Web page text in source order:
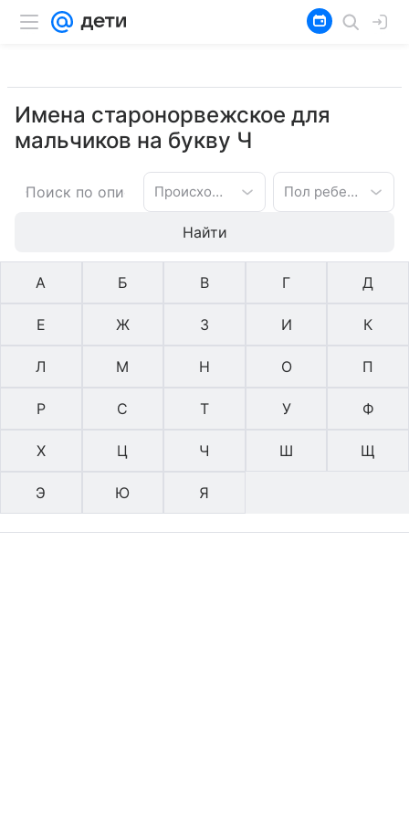
Имена старонорвежское для
мальчиков на букву Ч
Происхождение имени Пол ребенка
Найти
А Б В Г Д
Е Ж З И К
Л М Н О П
Р С Т У Ф
Х Ц Ч Ш Щ
Э Ю Я